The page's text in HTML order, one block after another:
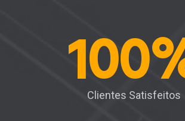
100
Clientes Satisfeitos